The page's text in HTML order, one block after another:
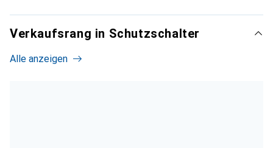
Verkaufsrang in Schutzschalter
Alle anzeigen